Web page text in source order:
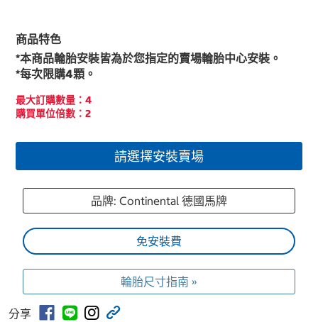
商品特色
*本商品輪胎安裝皆為於您指定的賣場輪胎中心安裝。
*每次限購4顆。
最大訂購數量：4
購買單位倍數：2
請選擇安裝賣場
品牌: Continental 德國馬牌
免安裝費
輪胎尺寸指南 »
分享